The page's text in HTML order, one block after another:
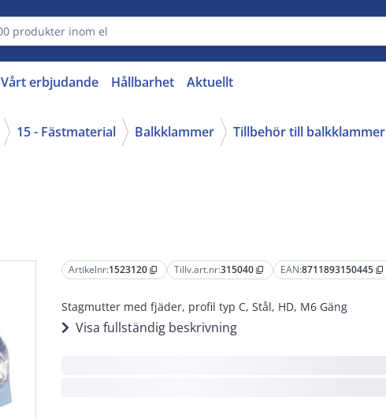
Vårt erbjudande Hållbarhet Aktuellt
15 - Fästmaterial Balkklammer Tillbehör till balkklammer
Artikelnr:1523120 content_copy Tillv.art.nr:315040 content_copy EAN:8711893150445 content_copy
Stagmutter med fjäder, profil typ C, Stål, HD, M6 Gäng
Visa fullständig beskrivning